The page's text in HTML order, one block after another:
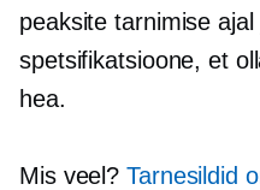
peaksite tarnimise
spetsifikatsioone, et
hea.
Mis veel? Tarnesildid